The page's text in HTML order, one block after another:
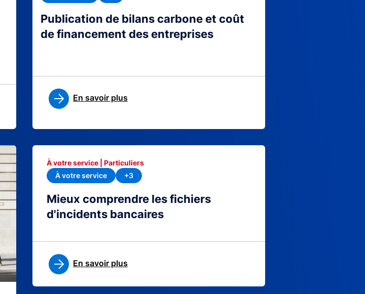
Publication de bilans carbone et coût
de financement des entreprises
En savoir plus
Mieux comprendre les fichiers
d'incidents bancaires
À votre service | Particuliers
À votre service
+3
En savoir plus